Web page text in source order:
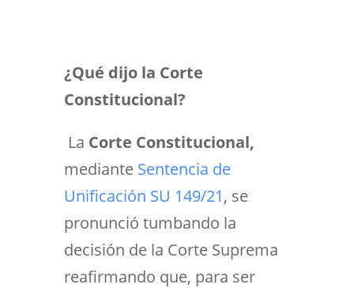
¿Qué dijo la Corte
Constitucional?
La Corte Constitucional,
mediante Sentencia de
Unificación SU 149/21, se
pronunció tumbando la
decisión de la Corte Suprema
reafirmando que, para ser